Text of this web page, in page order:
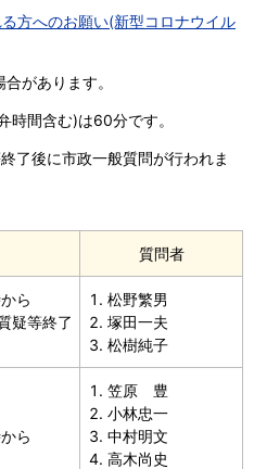
方へのお願い(新型コロナウイル
があります。
時間含む)は60分です。
了後に市政一般質問が行われま
質問者
ら
疑等終了
松野繁男
塚田一夫
松樹純子
ら
笠原 豊
小林忠一
中村明文
高木尚史